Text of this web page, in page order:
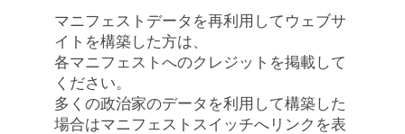
マニフェストデータを再利用してウェブサ
イトを構築した方は、
各マニフェストへのクレジットを掲載して
ください。
多くの政治家のデータを利用して構築した
場合はマニフェストスイッチへリンクを表